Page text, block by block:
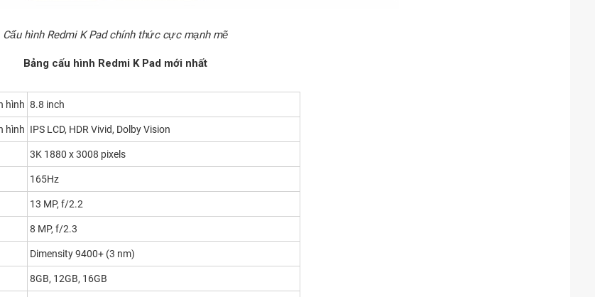
Cấu hình Redmi K Pad chính thức cực mạnh mẽ
Bảng cấu hình Redmi K Pad mới nhất
hình 8.8 inch
hình IPS LCD, HDR Vivid, Dolby Vision
3K 1880 x 3008 pixels
165Hz
13 MP, f/2.2
8 MP, f/2.3
Dimensity 9400+ (3 nm)
8GB, 12GB, 16GB